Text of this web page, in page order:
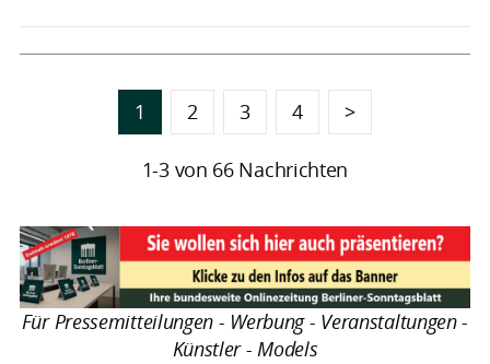
1 2 3 4 >
1-3 von 66 Nachrichten
Für Pressemitteilungen - Werbung - Veranstaltungen -
Künstler - Models